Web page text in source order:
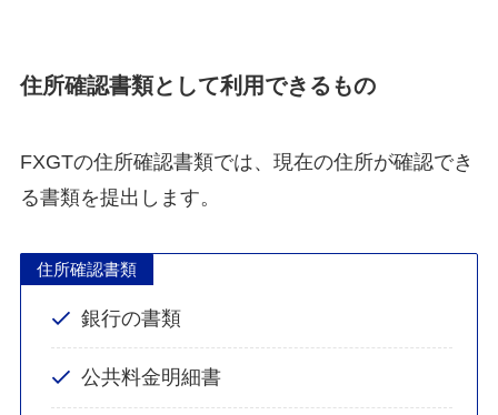
住所確認書類として利用できるもの
FXGTの住所確認書類では、現在の住所が確認でき
る書類を提出します。
住所確認書類
銀行の書類
公共料金明細書